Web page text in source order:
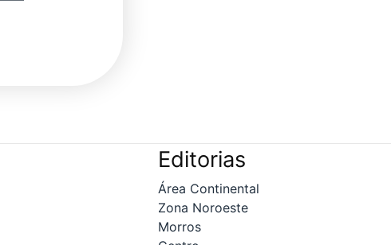
Editorias
Área Continental
Zona Noroeste
Morros